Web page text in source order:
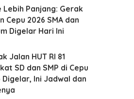
Lebih Panjang: Gerak
Cepu 2026 SMA dan
Digelar Hari Ini
Jalan HUT RI 81
SD dan SMP di Cepu
Digelar, Ini Jadwal dan